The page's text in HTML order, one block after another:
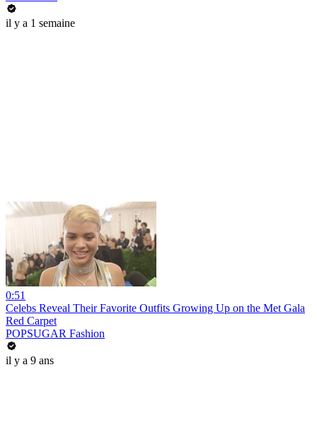
il y a 1 semaine
0:51
Celebs Reveal Their Favorite Outfits Growing Up on the Met Gala
Red Carpet
POPSUGAR Fashion
il y a 9 ans